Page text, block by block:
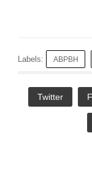
Labels: ABPBH
Twitter